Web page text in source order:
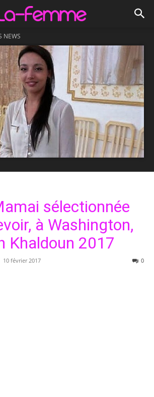
NEWS
sélectionnée
à Washington,
Khaldoun 2017
10 février 2017 0